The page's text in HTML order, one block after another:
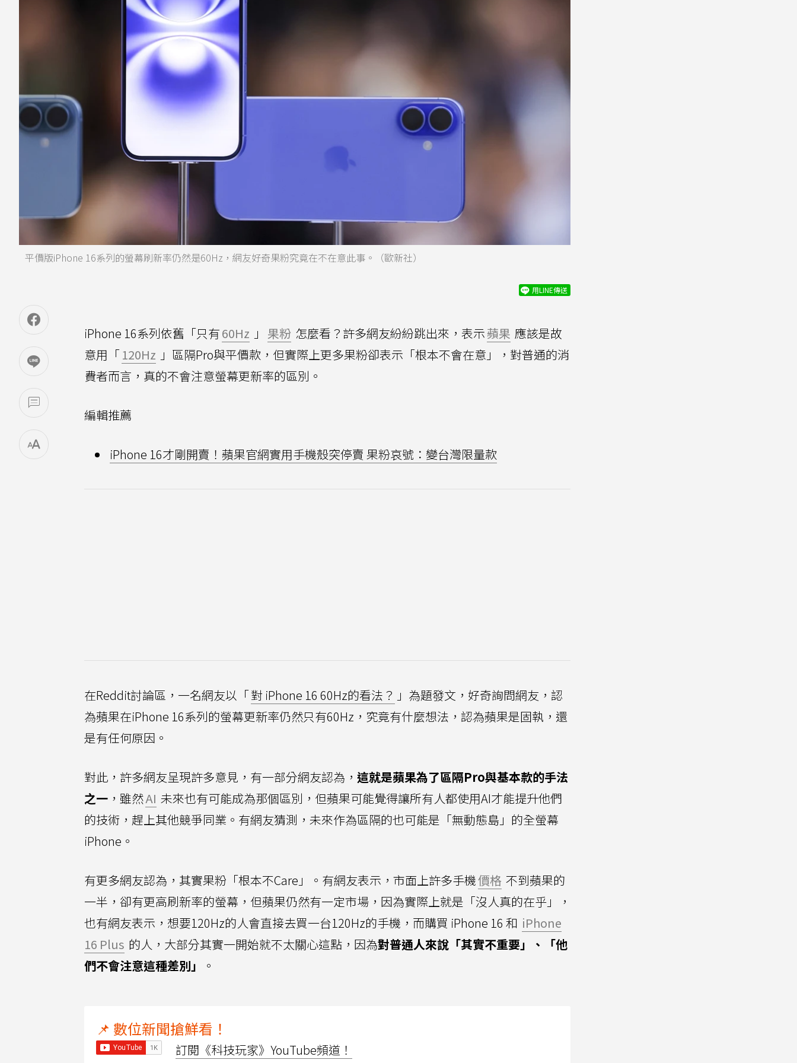
平價版iPhone 16系列的螢幕刷新率仍然是60Hz，網友好奇果粉究竟在不在意此事。（歐新社）
用LINE傳送
iPhone 16系列依舊「只有60Hz 」 果粉 怎麼看？許多網友紛紛跳出來，表示蘋果 應該是故
意用「120Hz 」區隔Pro與平價款，但實際上更多果粉卻表示「根本不會在意」，對普通的消
費者而言，真的不會注意螢幕更新率的區別。
編輯推薦
iPhone 16才剛開賣！蘋果官網實用手機殼突停賣 果粉哀號：變台灣限量款
在Reddit討論區，一名網友以「對 iPhone 16 60Hz的看法？ 」為題發文，好奇詢問網友，認
為蘋果在iPhone 16系列的螢幕更新率仍然只有60Hz，究竟有什麼想法，認為蘋果是固執，還
是有任何原因。
對此，許多網友呈現許多意見，有一部分網友認為， 這就是蘋果為了區隔Pro與基本款的手法
之一 ，雖然AI 未來也有可能成為那個區別，但蘋果可能覺得讓所有人都使用AI才能提升他們
的技術，趕上其他競爭同業。有網友猜測，未來作為區隔的也可能是「無動態島」的全螢幕
iPhone。
有更多網友認為，其實果粉「根本不Care」。有網友表示，市面上許多手機價格 不到蘋果的
一半，卻有更高刷新率的螢幕，但蘋果仍然有一定市場，因為實際上就是「沒人真的在乎」，
也有網友表示，想要120Hz的人會直接去買一台120Hz的手機，而購買 iPhone 16 和 iPhone
16 Plus 的人，大部分其實一開始就不太關心這點，因為對普通人來說「其實不重要」、「他
們不會注意這種差別」
。
📌 數位新聞搶鮮看！
訂閱《科技玩家》YouTube頻道！